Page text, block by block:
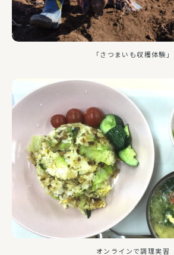
「さつまいも収穫体験」
オンラインで調理実習